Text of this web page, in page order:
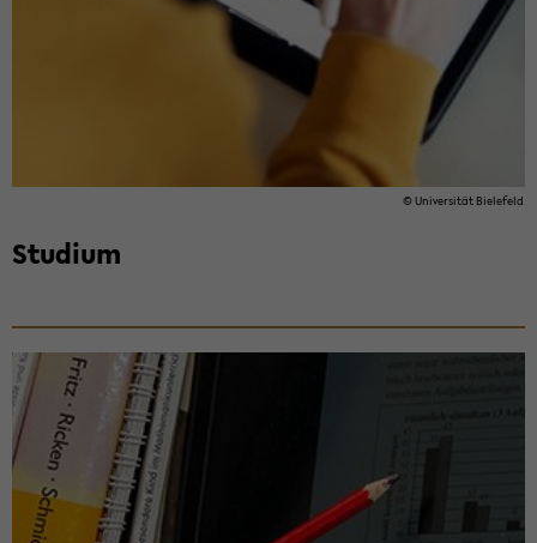
© Uni­ver­si­tät Bie­le­feld
Stu­di­um